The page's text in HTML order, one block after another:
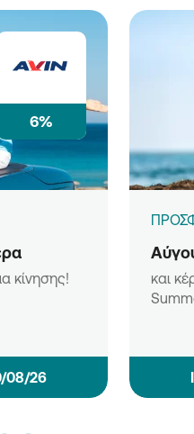
6%
κίνησης!
08/26
και